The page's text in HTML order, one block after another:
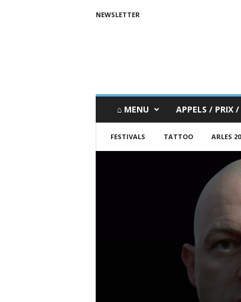
NEWSLETTER
⌂ MENU APPELS / PRIX /
FESTIVALS TATTOO ARLES